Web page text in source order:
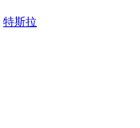
特斯拉